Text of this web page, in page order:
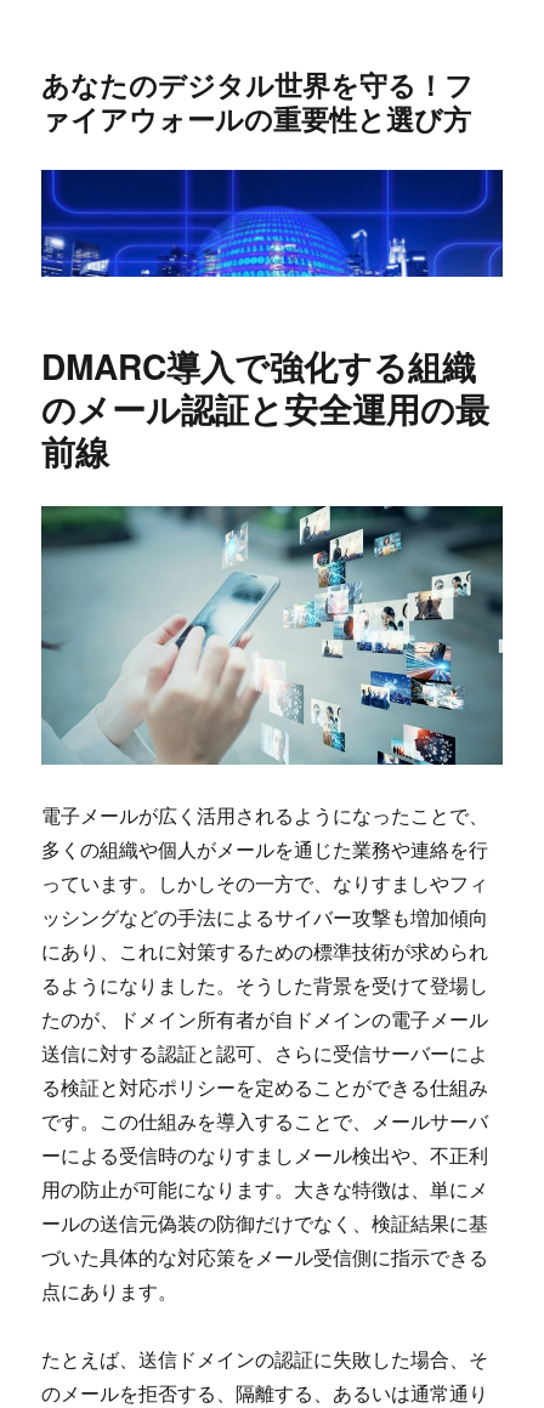
あなたのデジタル世界を守る！フ
ァイアウォールの重要性と選び方
DMARC導入で強化する組織
のメール認証と安全運用の最
前線
電子メールが広く活用されるようになったことで、
多くの組織や個人がメールを通じた業務や連絡を行
っています。
しかしその一方で、なりすましやフィ
ッシングなどの手法によるサイバー攻撃も増加傾向
にあり、これに対策するための標準技術が求められ
るようになりました。そうした背景を受けて登場し
たのが、ドメイン所有者が自ドメインの電子メール
送信に対する認証と認可、さらに受信サーバーによ
る検証と対応ポリシーを定めることができる仕組み
です。この仕組みを導入することで、メールサーバ
ーによる受信時のなりすましメール検出や、不正利
用の防止が可能になります。大きな特徴は、単にメ
ールの送信元偽装の防御だけでなく、検証結果に基
づいた具体的な対応策をメール受信側に指示できる
点にあります。
たとえば、送信ドメインの認証に失敗した場合、そ
のメールを拒否する、隔離する、あるいは通常通り